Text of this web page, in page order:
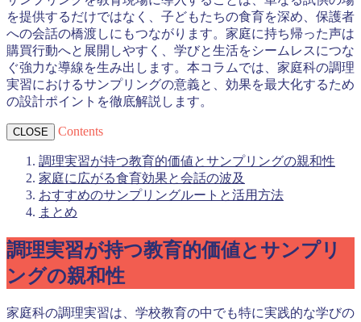
を提供するだけではなく、子どもたちの食育を深め、保護者
への会話の橋渡しにもつながります。家庭に持ち帰った声は
購買行動へと展開しやすく、学びと生活をシームレスにつな
ぐ強力な導線を生み出します。本コラムでは、家庭科の調理
実習におけるサンプリングの意義と、効果を最大化するため
の設計ポイントを徹底解説します。
CLOSE Contents
調理実習が持つ教育的価値とサンプリングの親和性
家庭に広がる食育効果と会話の波及
おすすめのサンプリングルートと活用方法
まとめ
調理実習が持つ教育的価値とサンプリ
ングの親和性
家庭科の調理実習は、学校教育の中でも特に実践的な学びの